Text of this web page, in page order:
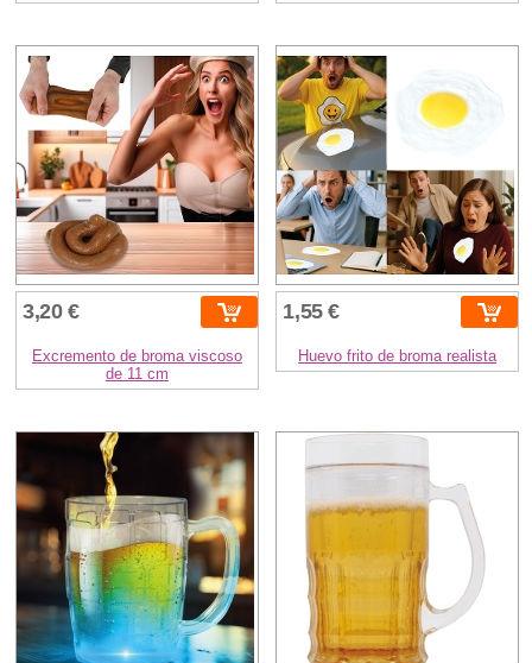
3,20 €
Excremento de broma viscoso
de 11 cm
1,55 €
Huevo frito de broma realista